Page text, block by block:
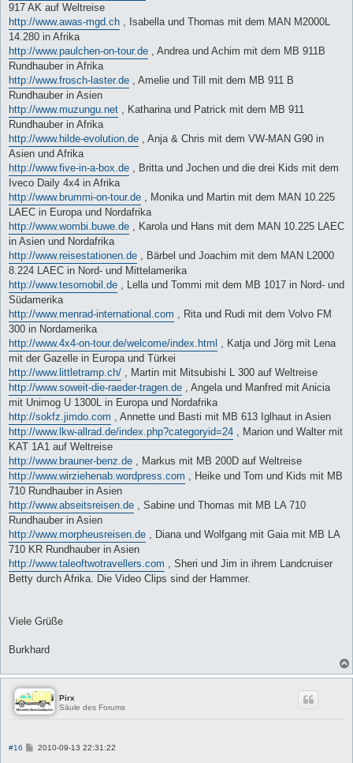
917 AK auf Weltreise
http://www.awas-mgd.ch , Isabella und Thomas mit dem MAN M2000L
14.280 in Afrika
http://www.paulchen-on-tour.de , Andrea und Achim mit dem MB 911B
Rundhauber in Afrika
http://www.frosch-laster.de , Amelie und Till mit dem MB 911 B
Rundhauber in Asien
http://www.muzungu.net , Katharina und Patrick mit dem MB 911
Rundhauber in Afrika
http://www.hilde-evolution.de , Anja & Chris mit dem VW-MAN G90 in
Asien und Afrika
http://www.five-in-a-box.de , Britta und Jochen und die drei Kids mit dem
Iveco Daily 4x4 in Afrika
http://www.brummi-on-tour.de , Monika und Martin mit dem MAN 10.225
LAEC in Europa und Nordafrika
http://www.wombi.buwe.de , Karola und Hans mit dem MAN 10.225 LAEC
in Asien und Nordafrika
http://www.reisestationen.de , Bärbel und Joachim mit dem MAN L2000
8.224 LAEC in Nord- und Mittelamerika
http://www.tesomobil.de , Lella und Tommi mit dem MB 1017 in Nord- und
Südamerika
http://www.menrad-international.com , Rita und Rudi mit dem Volvo FM
300 in Nordamerika
http://www.4x4-on-tour.de/welcome/index.html , Katja und Jörg mit Lena
mit der Gazelle in Europa und Türkei
http://www.littletramp.ch/ , Martin mit Mitsubishi L 300 auf Weltreise
http://www.soweit-die-raeder-tragen.de , Angela und Manfred mit Anicia
mit Unimog U 1300L in Europa und Nordafrika
http://sokfz.jimdo.com , Annette und Basti mit MB 613 Iglhaut in Asien
http://www.lkw-allrad.de/index.php?categoryid=24 , Marion und Walter mit
KAT 1A1 auf Weltreise
http://www.brauner-benz.de , Markus mit MB 200D auf Weltreise
http://www.wirziehenab.wordpress.com , Heike und Tom und Kids mit MB
710 Rundhauber in Asien
http://www.abseitsreisen.de , Sabine und Thomas mit MB LA 710
Rundhauber in Asien
http://www.morpheusreisen.de , Diana und Wolfgang mit Gaia mit MB LA
710 KR Rundhauber in Asien
http://www.taleoftwotravellers.com , Sheri und Jim in ihrem Landcruiser
Betty durch Afrika. Die Video Clips sind der Hammer.
Viele Grüße
Burkhard
Pirx
Säule des Forums
#16
B2010-09-13 22:31:22